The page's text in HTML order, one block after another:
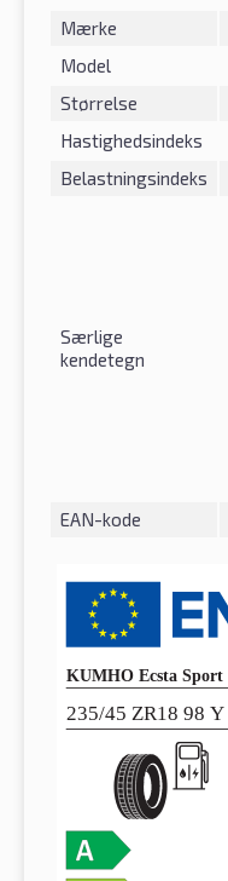
Mærke
Model
Størrelse
Hastighedsindeks
Belastningsindeks
Særlige
kendetegn
EAN-kode